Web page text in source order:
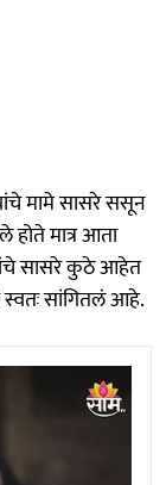
मामे सासरे ससून
होते मात्र आता
सासरे कुठे आहेत
स्वतः सांगितलं आहे.